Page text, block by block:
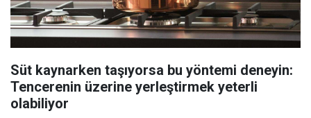
Süt kaynarken taşıyorsa bu yöntemi deneyin:
Tencerenin üzerine yerleştirmek yeterli
olabiliyor